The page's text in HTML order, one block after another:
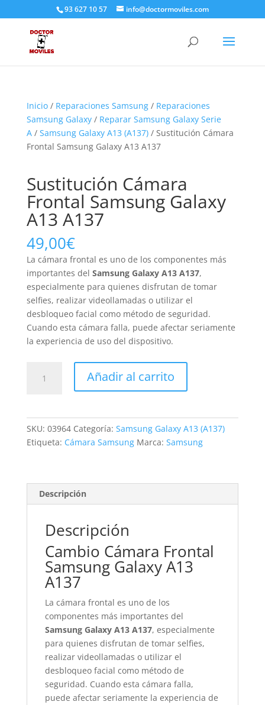
93 627 10 57 info@doctormoviles.com
Inicio/ Reparaciones Samsung/ Reparaciones
Samsung Galaxy/ Reparar Samsung Galaxy Serie
A/ Samsung Galaxy A13 (A137)/ Sustitución Cámara
Frontal Samsung Galaxy A13 A137
Sustitución Cámara
Frontal Samsung Galaxy
A13 A137
49,00€
La cámara frontal es uno de los componentes más
importantes del Samsung Galaxy A13 A137,
especialmente para quienes disfrutan de tomar
selfies, realizar videollamadas o utilizar el
desbloqueo facial como método de seguridad.
Cuando esta cámara falla, puede afectar seriamente
la experiencia de uso del dispositivo.
Cámara
A13
A137
Añadir al carrito
SKU: 03964 Categoría: Samsung Galaxy A13 (A137)
Etiqueta: Cámara Samsung Marca: Samsung
Descripción
Descripción
Cambio Cámara Frontal
Samsung Galaxy A13
A137
La cámara frontal es uno de los
componentes más importantes del
Samsung Galaxy A13 A137, especialmente
para quienes disfrutan de tomar selfies,
realizar videollamadas o utilizar el
desbloqueo facial como método de
seguridad. Cuando esta cámara falla,
puede afectar seriamente la experiencia de